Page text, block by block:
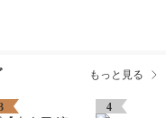
もっと見る
4